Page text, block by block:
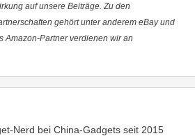
auf unsere Beiträge. Zu den
gehört unter anderem eBay und
Amazon-Partner verdienen wir an
Nerd bei China-Gadgets seit 2015